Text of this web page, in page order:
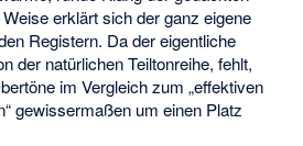
erklärt sich der ganz eigene
Registern. Da der eigentliche
der natürlichen Teiltonreihe, fehlt,
im Vergleich zum „effektiven
gewissermaßen um einen Platz